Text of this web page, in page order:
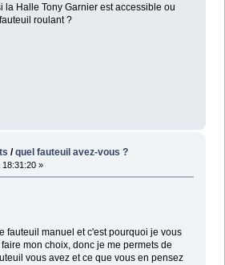
la Halle Tony Garnier est accessible ou
roulant ?
/quel fauteuil avez-vous ?
18:31:20 »
fauteuil manuel et c'est pourquoi je vous
mon choix, donc je me permets de
vous avez et ce que vous en pensez